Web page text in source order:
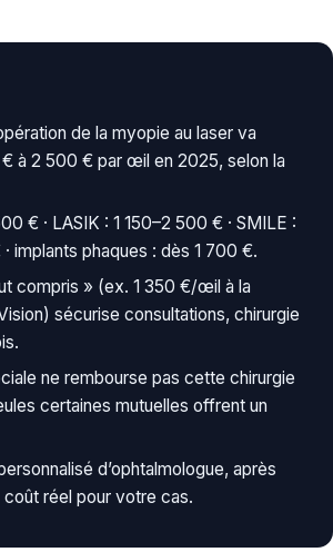
de la myopie au laser va
€ à 2 500 € par œil en 2025, selon la
€ · LASIK : 1 150–2 500 € · SMILE :
implants phaques : dès 1 700 €.
compris » (ex. 1 350 €/œil à la
sécurise consultations, chirurgie
ne rembourse pas cette chirurgie
certaines mutuelles offrent un
d’ophtalmologue, après
coût réel pour votre cas.